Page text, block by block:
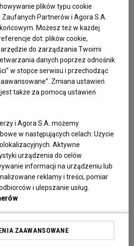
serc. Wyruszyłeś w wieczną
pogrążeni w smutku i żałobie
dalej. Wierzymy, że Bóg przywitał
i da Ci siłę na wieki. Kochaliśmy,
💔💔💔💔💔💔💔💔💔 Kochany
zostawiłeś mi po sobie wielką
już nic nie będzie tak jak
grobem i ze łzami w oczach, patrzę
mija w ciszy i milczeniu, a ja
Ty Kochany? Byłeś mego
...życiem... ❤
i jesteś w moich snach. Ukryty
każdego dnia... I mówię Ci o
codziennym, proszę Cię o
wiernym. Stoisz na
ze zdjęcia. Codziennie mówię Ci
jak księcia. W snach moich
żyjesz naprawdę. Budzę się rano i
plików typu cookie
Zaufanych Partnerów i Agora S.A.
Możesz też w każdej
dot. plików cookie,
do zarządzania Twoimi
danych poprzez odnośnik
w stopce serwisu i przechodząc
Zmiana ustawień
także za pomocą ustawień
i Agora S.A. możemy
w następujących celach:Użycie
Aktywne
urządzenia do celów
informacji na urządzeniu lub
reklamy i treści, pomiar
i ulepszanie usług.
ZAAWANSOWANE